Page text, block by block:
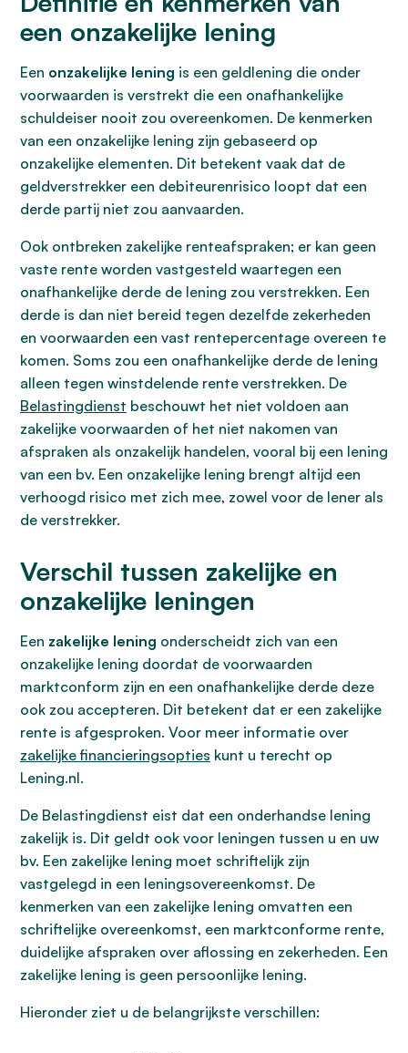
een onzakelijke lening
Een onzakelijke lening is een geldlening die onder
voorwaarden is verstrekt die een onafhankelijke
schuldeiser nooit zou overeenkomen. De kenmerken
van een onzakelijke lening zijn gebaseerd op
onzakelijke elementen. Dit betekent vaak dat de
geldverstrekker een debiteurenrisico loopt dat een
derde partij niet zou aanvaarden.
Ook ontbreken zakelijke renteafspraken; er kan geen
vaste rente worden vastgesteld waartegen een
onafhankelijke derde de lening zou verstrekken. Een
derde is dan niet bereid tegen dezelfde zekerheden
en voorwaarden een vast rentepercentage overeen te
komen. Soms zou een onafhankelijke derde de lening
alleen tegen winstdelende rente verstrekken. De
Belastingdienst beschouwt het niet voldoen aan
zakelijke voorwaarden of het niet nakomen van
afspraken als onzakelijk handelen, vooral bij een lening
van een bv. Een onzakelijke lening brengt altijd een
verhoogd risico met zich mee, zowel voor de lener als
de verstrekker.
Verschil tussen zakelijke en
onzakelijke leningen
Een zakelijke lening onderscheidt zich van een
onzakelijke lening doordat de voorwaarden
marktconform zijn en een onafhankelijke derde deze
ook zou accepteren. Dit betekent dat er een zakelijke
rente is afgesproken. Voor meer informatie over
zakelijke financieringsopties kunt u terecht op
Lening.nl.
De Belastingdienst eist dat een onderhandse lening
zakelijk is. Dit geldt ook voor leningen tussen u en uw
bv. Een zakelijke lening moet schriftelijk zijn
vastgelegd in een leningsovereenkomst. De
kenmerken van een zakelijke lening omvatten een
schriftelijke overeenkomst, een marktconforme rente,
duidelijke afspraken over aflossing en zekerheden. Een
zakelijke lening is geen persoonlijke lening.
Hieronder ziet u de belangrijkste verschillen: